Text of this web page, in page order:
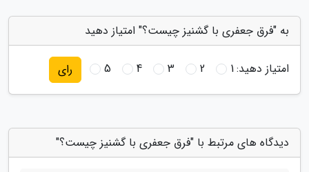
به "فرق جعفری با گشنیز چیست؟" امتیاز دهید
امتیاز دهید:1
2
3
4
5 رای
دیدگاه های مرتبط با "فرق جعفری با گشنیز چیست؟"